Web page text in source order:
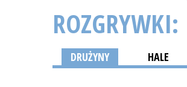
ROZGRYWKI:
DRUŻYNY HALE